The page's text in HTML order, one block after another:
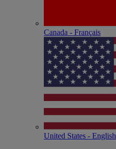
Canada - Français
United States - English